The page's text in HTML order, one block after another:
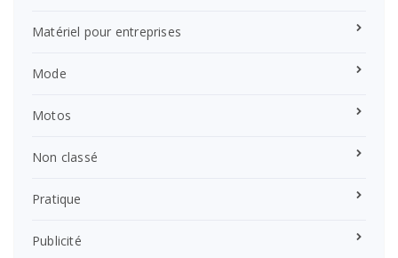
Matériel pour entreprises
Mode
Motos
Non classé
Pratique
Publicité